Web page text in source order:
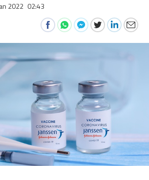
2022 02:43